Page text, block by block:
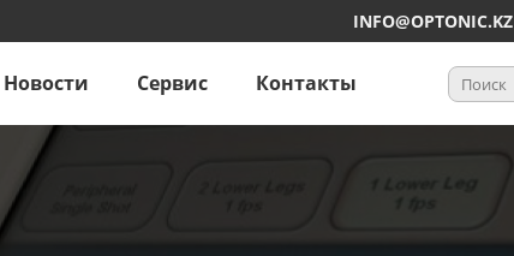
INFO@OPTONIC.KZ
Новости Сервис Контакты